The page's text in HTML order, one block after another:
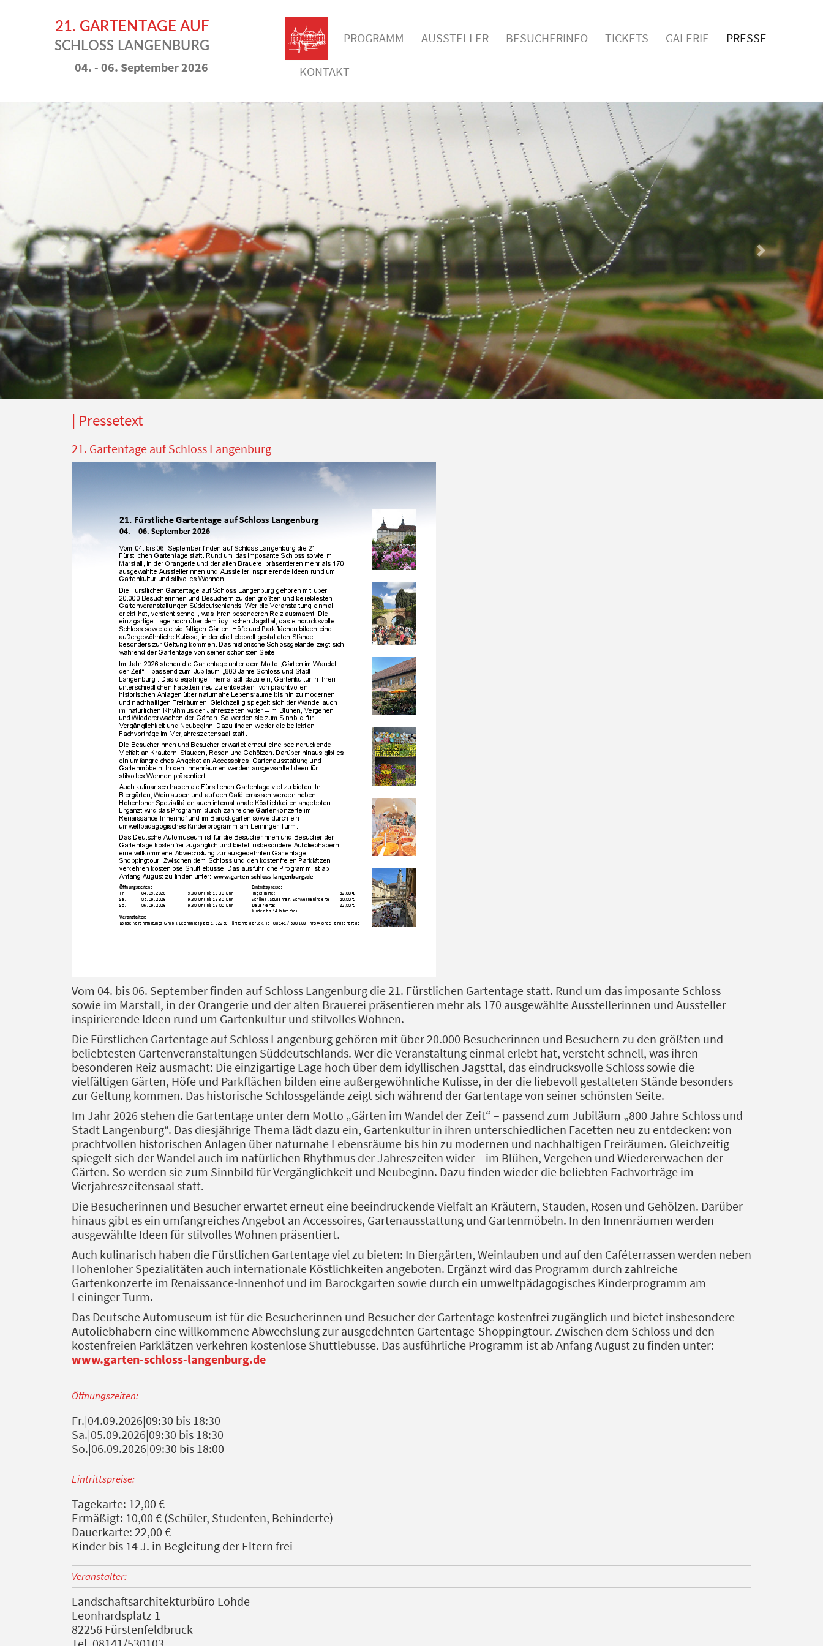
04. - 06. September 2026
PROGRAMM AUSSTELLER BESUCHERINFO TICKETS GALERIE PRESSE
KONTAKT
Vorheriges Nächstes
Pressetext
21. Gartentage auf Schloss Langenburg
Vom 04. bis 06. September finden auf Schloss Langenburg die 21. Fürstlichen Gartentage statt. Rund um das imposante Schloss
sowie im Marstall, in der Orangerie und der alten Brauerei präsentieren mehr als 170 ausgewählte Ausstellerinnen und Aussteller
inspirierende Ideen rund um Gartenkultur und stilvolles Wohnen.
Die Fürstlichen Gartentage auf Schloss Langenburg gehören mit über 20.000 Besucherinnen und Besuchern zu den größten und
beliebtesten Gartenveranstaltungen Süddeutschlands. Wer die Veranstaltung einmal erlebt hat, versteht schnell, was ihren
besonderen Reiz ausmacht: Die einzigartige Lage hoch über dem idyllischen Jagsttal, das eindrucksvolle Schloss sowie die
vielfältigen Gärten, Höfe und Parkflächen bilden eine außergewöhnliche Kulisse, in der die liebevoll gestalteten Stände besonders
zur Geltung kommen. Das historische Schlossgelände zeigt sich während der Gartentage von seiner schönsten Seite.
Im Jahr 2026 stehen die Gartentage unter dem Motto „Gärten im Wandel der Zeit“ – passend zum Jubiläum „800 Jahre Schloss und
Stadt Langenburg“. Das diesjährige Thema lädt dazu ein, Gartenkultur in ihren unterschiedlichen Facetten neu zu entdecken: von
prachtvollen historischen Anlagen über naturnahe Lebensräume bis hin zu modernen und nachhaltigen Freiräumen. Gleichzeitig
spiegelt sich der Wandel auch im natürlichen Rhythmus der Jahreszeiten wider – im Blühen, Vergehen und Wiedererwachen der
Gärten. So werden sie zum Sinnbild für Vergänglichkeit und Neubeginn. Dazu finden wieder die beliebten Fachvorträge im
Vierjahreszeitensaal statt.
Die Besucherinnen und Besucher erwartet erneut eine beeindruckende Vielfalt an Kräutern, Stauden, Rosen und Gehölzen. Darüber
hinaus gibt es ein umfangreiches Angebot an Accessoires, Gartenausstattung und Gartenmöbeln. In den Innenräumen werden
ausgewählte Ideen für stilvolles Wohnen präsentiert.
Auch kulinarisch haben die Fürstlichen Gartentage viel zu bieten: In Biergärten, Weinlauben und auf den Caféterrassen werden neben
Hohenloher Spezialitäten auch internationale Köstlichkeiten angeboten. Ergänzt wird das Programm durch zahlreiche
Gartenkonzerte im Renaissance-Innenhof und im Barockgarten sowie durch ein umweltpädagogisches Kinderprogramm am
Leininger Turm.
Das Deutsche Automuseum ist für die Besucherinnen und Besucher der Gartentage kostenfrei zugänglich und bietet insbesondere
Autoliebhabern eine willkommene Abwechslung zur ausgedehnten Gartentage-Shoppingtour. Zwischen dem Schloss und den
kostenfreien Parklätzen verkehren kostenlose Shuttlebusse. Das ausführliche Programm ist ab Anfang August zu finden unter:
www.garten-schloss-langenburg.de
Öffnungszeiten:
Fr.|04.09.2026|09:30 bis 18:30
Sa.|05.09.2026|09:30 bis 18:30
So.|06.09.2026|09:30 bis 18:00
Eintrittspreise:
Tagekarte: 12,00 €
Ermäßigt: 10,00 € (Schüler, Studenten, Behinderte)
Dauerkarte: 22,00 €
Kinder bis 14 J. in Begleitung der Eltern frei
Veranstalter:
Landschaftsarchitekturbüro Lohde
Leonhardsplatz 1
82256 Fürstenfeldbruck